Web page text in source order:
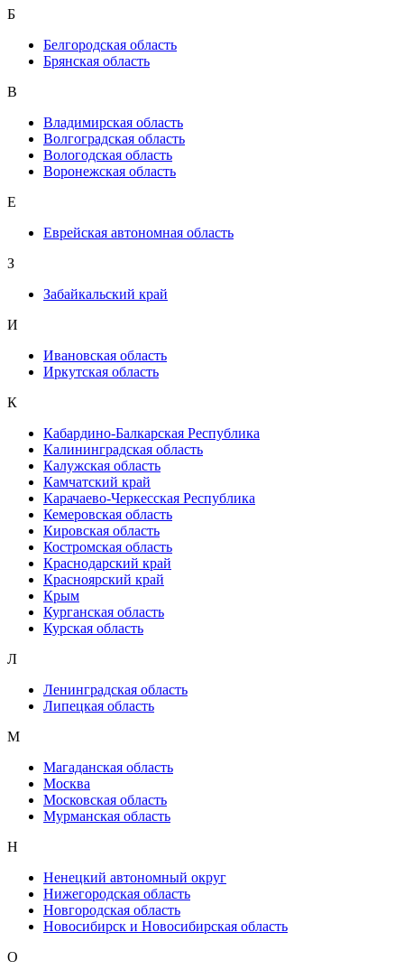
Б
Белгородская область
Брянская область
В
Владимирская область
Волгоградская область
Вологодская область
Воронежская область
Е
Еврейская автономная область
З
Забайкальский край
И
Ивановская область
Иркутская область
К
Кабардино-Балкарская Республика
Калининградская область
Калужская область
Камчатский край
Карачаево-Черкесская Республика
Кемеровская область
Кировская область
Костромская область
Краснодарский край
Красноярский край
Крым
Курганская область
Курская область
Л
Ленинградская область
Липецкая область
М
Магаданская область
Москва
Московская область
Мурманская область
Н
Ненецкий автономный округ
Нижегородская область
Новгородская область
Новосибирск и Новосибирская область
О